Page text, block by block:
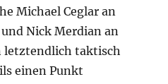
Michael Ceglar an
Nick Merdian an
letztendlich taktisch
einen Punkt